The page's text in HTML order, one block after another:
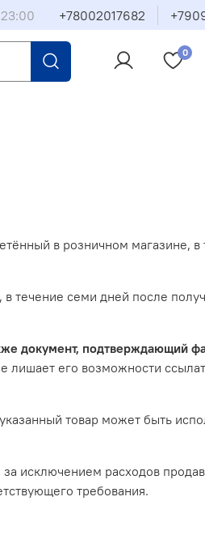
+78002017682
0
в розничном магазине, в
течение семи дней после
документ, подтверждающий
лишает его возможности
товар может быть
исключением расходов
требования.